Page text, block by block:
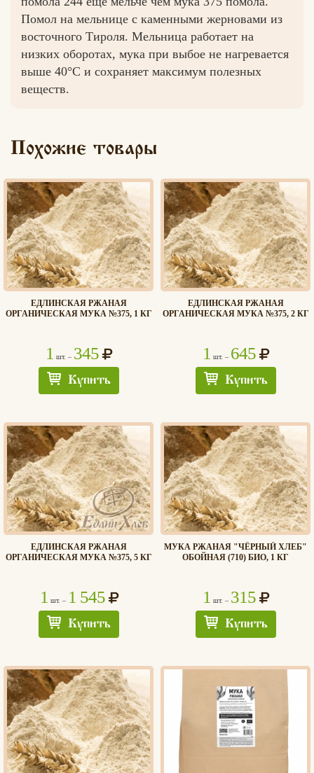
Хлеб
Помол на мельнице с каменными жерновами из
восточного Тироля. Мельница работает на
низких оборотах, мука при выбое не нагревается
выше 40°С и сохраняет максимум полезных
веществ.
Похожие товары
ЕДЛИНСКАЯ РЖАНАЯ
ОРГАНИЧЕСКАЯ МУКА №375, 1 КГ
1 шт. – 345
Купить
ЕДЛИНСКАЯ РЖАНАЯ
ОРГАНИЧЕСКАЯ МУКА №375, 2 КГ
1 шт. – 645
Купить
ЕДЛИНСКАЯ РЖАНАЯ
ОРГАНИЧЕСКАЯ МУКА №375, 5 КГ
1 шт. – 1 545
Купить
МУКА РЖАНАЯ "ЧЁРНЫЙ ХЛЕБ"
ОБОЙНАЯ (710) БИО, 1 КГ
1 шт. – 315
Купить